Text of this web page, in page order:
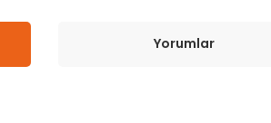
Yorumlar